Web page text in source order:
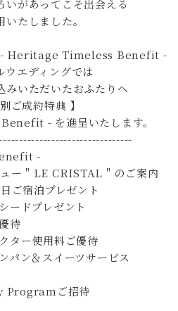
があってこそ出会える
たしました。
- Heritage Timeless Benefit -
エディングでは
いただいたおふたりへ
ご成約特典 】
- を進呈いたします。
-
ー " LE CRISTAL " のご案内
ご宿泊プレゼント
ードプレゼント
待
ター使用料ご優待
パン＆スイーツサービス
ご招待